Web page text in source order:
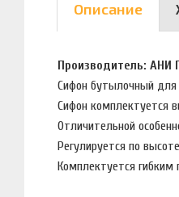
Описание
Производитель: АНИ
Сифон бутылочный
Сифон комплектуется
Отличительной
Регулируется по
Комплектуется